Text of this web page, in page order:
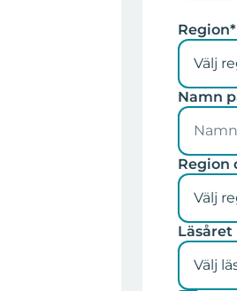
Region*
Välj
Namn
Region
Välj
Välj